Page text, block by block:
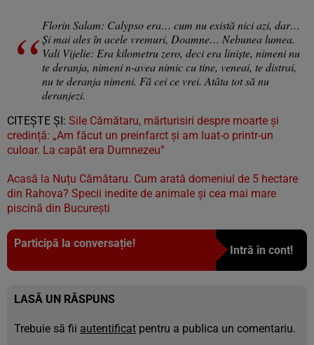
Florin Salam: Calypso era… cum nu există nici azi, dar…
Și mai ales în acele vremuri, Doamne… Nebunea lumea.
Vali Vijelie: Era kilometru zero, deci era liniște, nimeni nu
te deranja, nimeni n-avea nimic cu tine, veneai, te distrai,
nu te deranja nimeni. Fă cei ce vrei. Atâta tot să nu
deranjezi.
CITEȘTE ȘI: Sile Cămătaru, mărturisiri despre moarte și
credință: „Am făcut un preinfarct și am luat-o printr-un
culoar. La capăt era Dumnezeu”
Acasă la Nuțu Cămătaru. Cum arată domeniul de 5 hectare
din Rahova? Specii inedite de animale și cea mai mare
piscină din București
Participă la conversație!
Intră în cont!
LASĂ UN RĂSPUNS
Trebuie să fii autentificat pentru a publica un comentariu.